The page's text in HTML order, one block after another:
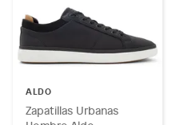
ALDO
Zapatillas Urbanas